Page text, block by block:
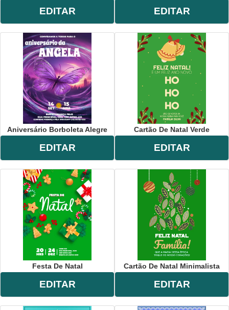
EDITAR EDITAR
Aniversário Borboleta Alegre
EDITAR
Cartão De Natal Verde
EDITAR
Festa De Natal
EDITAR
Cartão De Natal Minimalista
EDITAR